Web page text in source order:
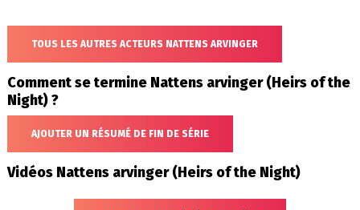
TOUS LES AUTRES ACTEURS NATTENS ARVINGER
Comment se termine Nattens arvinger (Heirs of the
Night) ?
AJOUTER UN RÉSUMÉ DE FIN DE SÉRIE
Vidéos Nattens arvinger (Heirs of the Night)